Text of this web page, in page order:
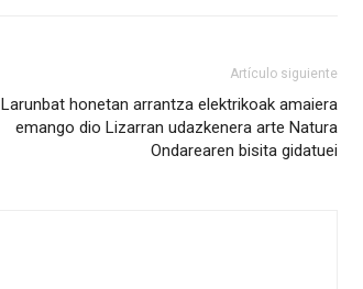
Artículo siguiente
Larunbat honetan arrantza elektrikoak amaiera
emango dio Lizarran udazkenera arte Natura
Ondarearen bisita gidatuei